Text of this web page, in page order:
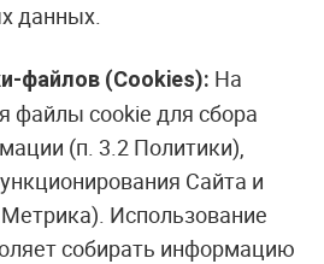
данных.
файлов (Cookies): На
файлы cookie для сбора
(п. 3.2 Политики),
Сайта и
Использование
собирать информацию